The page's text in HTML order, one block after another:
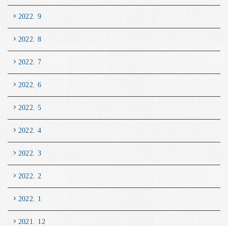
2022. 9
2022. 8
2022. 7
2022. 6
2022. 5
2022. 4
2022. 3
2022. 2
2022. 1
2021. 12